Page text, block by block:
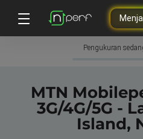
Pengukuran
MTN
3G/4G/5G -
Island,